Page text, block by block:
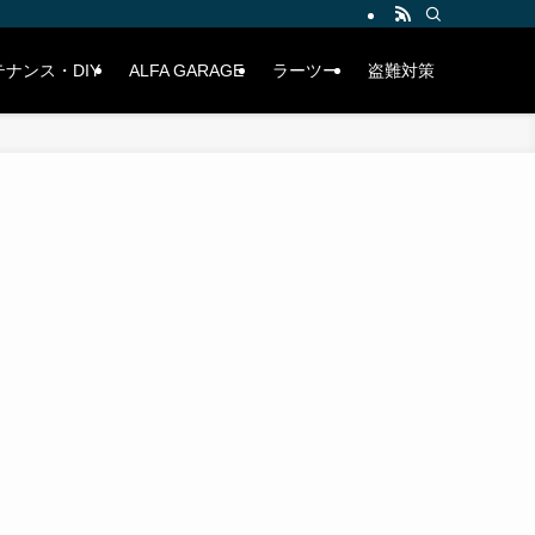
ナンス・DIY ALFA GARAGE ラーツー 盗難対策